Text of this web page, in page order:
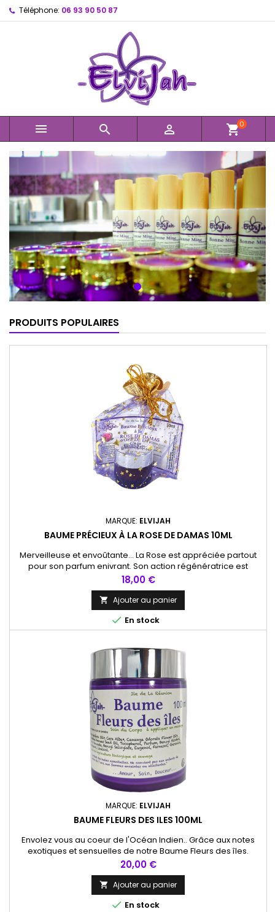
Téléphone: 06 93 90 50 87
   shopping_cart0
PRODUITS POPULAIRES
MARQUE: ELVIJAH
BAUME PRÉCIEUX À LA ROSE DE DAMAS 10ML
Merveilleuse et envoûtante... La Rose est appréciée partout
pour son parfum enivrant. Son action régénératrice est
efficace sur les rides, les cicatrices ou l'acné. Ce baume est
précieux pour hydrater les peaux sèches abimées ou
couperosées. L'huile essentielle de Rose de Damas bio est
reconnue pour ses propriétés exceptionnelles de
régénérateur des...
Prix
18,00 €
 Ajouter au panier
 En stock
MARQUE: ELVIJAH
BAUME FLEURS DES ILES 100ML
Envolez vous au coeur de l'Océan Indien.. Grâce aux notes
exotiques et sensuelles de notre Baume Fleurs des îles.
Bonheur et plénitude seront au rendez-vous..
Prix
20,00 €
 Ajouter au panier
 En stock